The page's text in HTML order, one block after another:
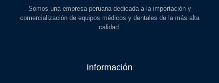
Somos una empresa peruana dedicada a la importación y
comercialización de equipos médicos y dentales de la más alta
calidad.
Información